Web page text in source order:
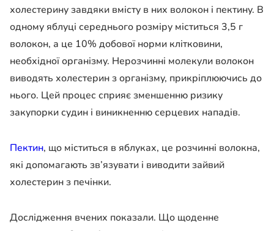
холестерину завдяки вмісту в них волокон і пектину. В
одному яблуці середнього розміру міститься 3,5 г
волокон, а це 10% добової норми клітковини,
необхідної організму. Нерозчинні молекули волокон
виводять холестерин з організму, прикріплюючись до
нього. Цей процес сприяє зменшенню ризику
закупорки судин і виникненню серцевих нападів.
Пектин, що міститься в яблуках, це розчинні волокна,
які допомагають зв’язувати і виводити зайвий
холестерин з печінки.
Дослідження вчених показали. Що щоденне